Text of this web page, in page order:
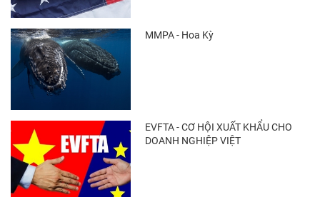
MMPA - Hoa Kỳ
EVFTA - CƠ HỘI XUẤT KHẨU CHO
DOANH NGHIỆP VIỆT